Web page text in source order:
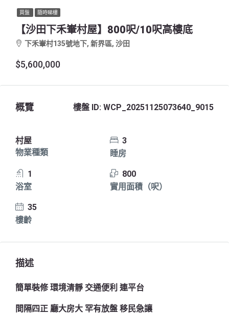
買盤 隨時睇樓
【沙田下禾輋村屋】800呎/10呎高樓底
下禾輋村135號地下, 新界區, 沙田
$5,600,000
概覽 樓盤 ID: WCP_20251125073640_9015
村屋
物業種類
3
睡房
1
浴室
800
實用面積（呎）
35
樓齡
描述
簡單裝修 環境清靜 交通便利 連平台
間隔四正 廳大房大 罕有放盤 移民急讓